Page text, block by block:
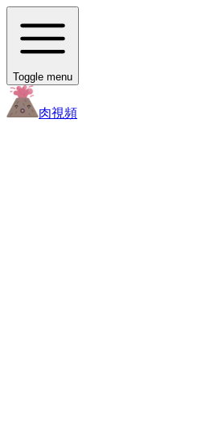
Toggle menu
肉視頻